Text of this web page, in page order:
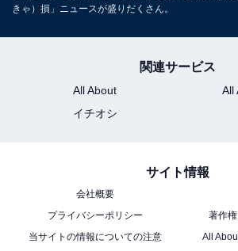
きゃ）損」ニュースが盛りだくさん。
関連サービス
All About
All
イチオシ
サイト情報
会社概要
プライバシーポリシー
著作
当サイトの情報についての注意
All